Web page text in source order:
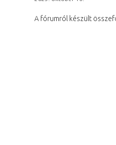
A fórumról készült